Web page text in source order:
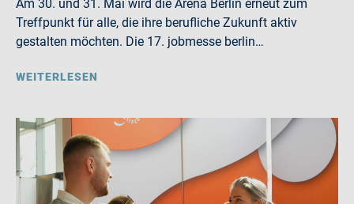
Am 30. und 31. Mai wird die Arena Berlin erneut zum
Treffpunkt für alle, die ihre berufliche Zukunft aktiv
gestalten möchten. Die 17. jobmesse berlin…
WEITERLESEN